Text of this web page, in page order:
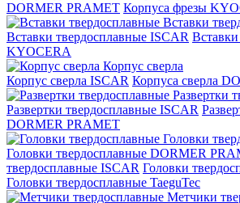
DORMER PRAMET Корпуса фрезы
Вставки
Вставки твердосплавные ISCAR
KYOCERA
Корпус сверла
Корпус сверла ISCAR Корпуса сверла
Развертки
Развертки твердосплавные ISCAR
DORMER PRAMET
Головки
Головки твердосплавные DORMER
твердосплавные ISCAR Головки
Головки твердосплавные TaeguTec
Метчики